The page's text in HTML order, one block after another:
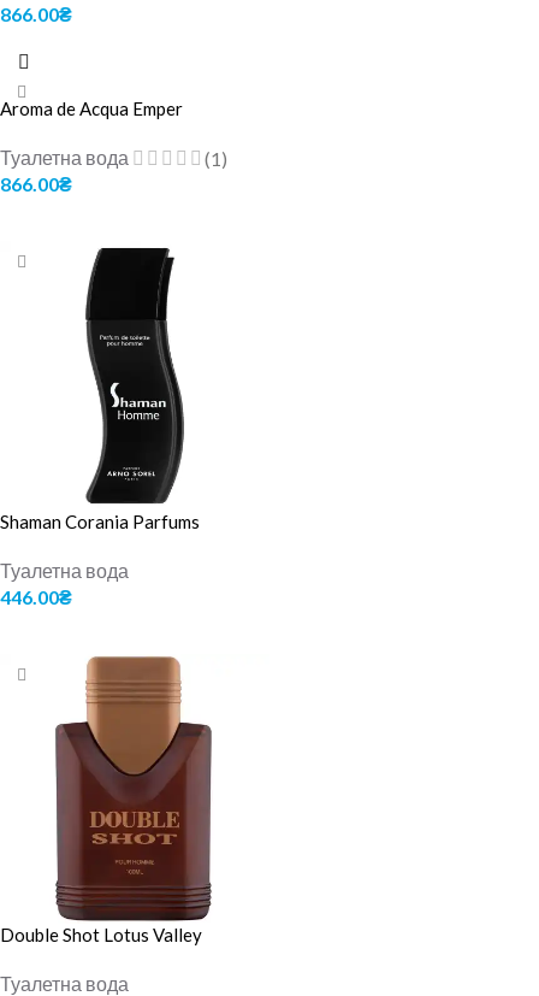
866.00₴
Aroma de Acqua Emper
Туалетна вода
(1)
866.00₴
Shaman Corania Parfums
Туалетна вода
446.00₴
Double Shot Lotus Valley
Туалетна вода